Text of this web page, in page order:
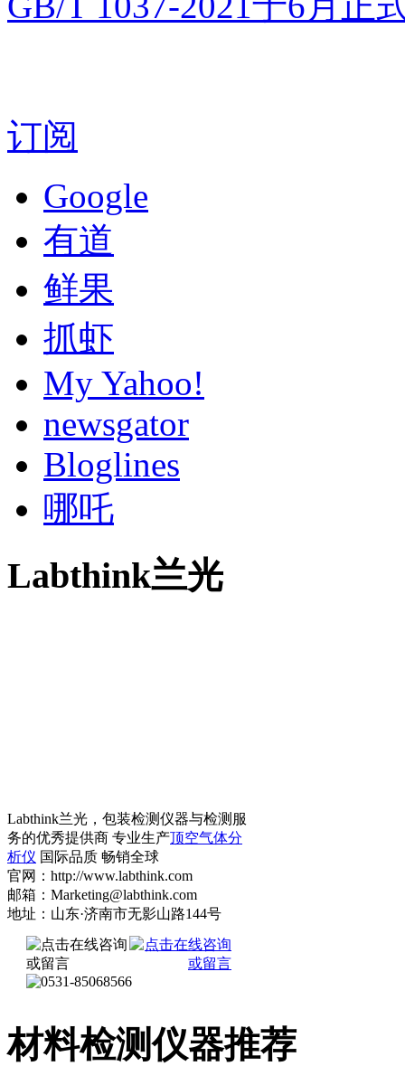
订阅
Google
有道
鲜果
抓虾
My Yahoo!
newsgator
Bloglines
哪吒
Labthink兰光
Labthink兰光，包装检测仪器与检测服
务的优秀提供商 专业生产顶空气体分
析仪 国际品质 畅销全球
官网：http://www.labthink.com
邮箱：Marketing@labthink.com
地址：山东·济南市无影山路144号
材料检测仪器推荐